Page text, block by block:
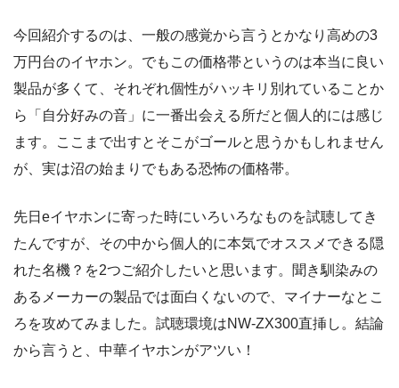
今回紹介するのは、一般の感覚から言うとかなり高めの3
万円台のイヤホン。でもこの価格帯というのは本当に良い
製品が多くて、それぞれ個性がハッキリ別れていることか
ら「自分好みの音」に一番出会える所だと個人的には感じ
ます。ここまで出すとそこがゴールと思うかもしれません
が、実は沼の始まりでもある恐怖の価格帯。
先日eイヤホンに寄った時にいろいろなものを試聴してき
たんですが、その中から個人的に本気でオススメできる隠
れた名機？を2つご紹介したいと思います。聞き馴染みの
あるメーカーの製品では面白くないので、マイナーなとこ
ろを攻めてみました。試聴環境はNW-ZX300直挿し。結論
から言うと、中華イヤホンがアツい！